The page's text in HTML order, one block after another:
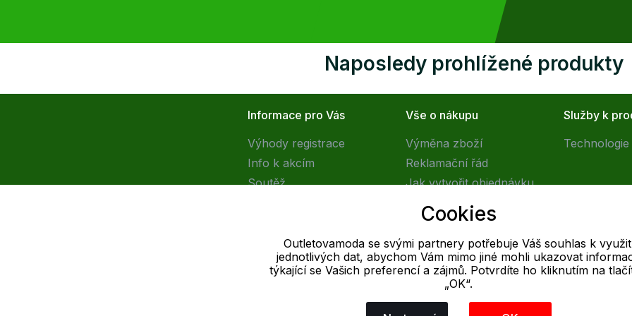
Naposledy prohlížené produkty
Informace pro Vás
Výhody registrace
Info k akcím
Soutěž
Vše o nákupu
Výměna zboží
Reklamační řád
Jak vytvořit objednávku
Obchodní podmínky
Doprava
Služby k
E-mail
info@outletovamoda.cz
Cookies
Outletovamoda se svými partnery potřebuje Váš souhlas k
jednotlivých dat, abychom Vám mimo jiné mohli ukazovat
týkající se Vašich preferencí a zájmů. Potvrdíte ho kliknutím na
„OK“.